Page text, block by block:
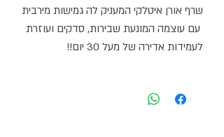
שרף אורן איטלקי המעניק לה גמישות מירבית
עם עוצמה המונעת שבירות, סדקים ועוזרת
לעמידות אדירה של מעל 30 יום!!